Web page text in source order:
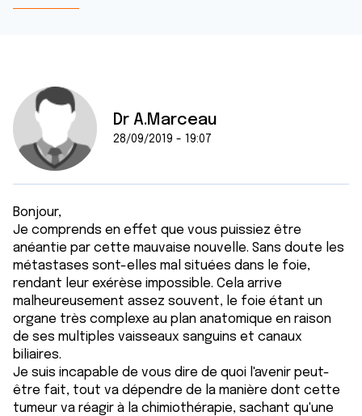
Dr A.Marceau
28/09/2019 - 19:07
Bonjour,
Je comprends en effet que vous puissiez être
anéantie par cette mauvaise nouvelle. Sans doute les
métastases sont-elles mal situées dans le foie,
rendant leur exérèse impossible. Cela arrive
malheureusement assez souvent, le foie étant un
organe très complexe au plan anatomique en raison
de ses multiples vaisseaux sanguins et canaux
biliaires.
Je suis incapable de vous dire de quoi l'avenir peut-
être fait, tout va dépendre de la manière dont cette
tumeur va réagir à la chimiothérapie, sachant qu'une